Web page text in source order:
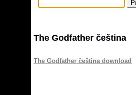
The Godfather čeština
The Godfather čeština download